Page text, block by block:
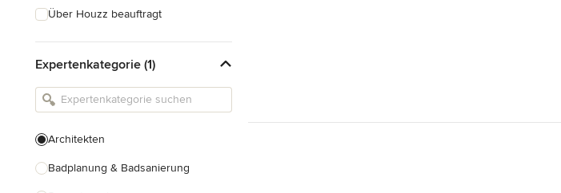
Über Houzz beauftragt
Expertenkategorie (1)
Architekten
Badplanung & Badsanierung